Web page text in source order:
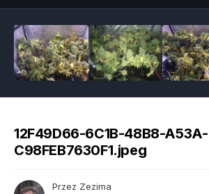
12F49D66-6C1B-48B8-A53A-
C98FEB7630F1.jpeg
Przez Zezima